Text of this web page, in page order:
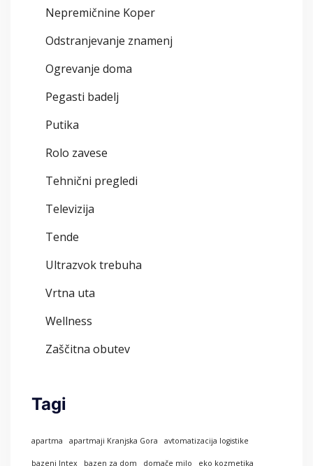
Nepremičnine Koper
Odstranjevanje znamenj
Ogrevanje doma
Pegasti badelj
Putika
Rolo zavese
Tehnični pregledi
Televizija
Tende
Ultrazvok trebuha
Vrtna uta
Wellness
Zaščitna obutev
Tagi
apartma apartmaji Kranjska Gora avtomatizacija logistike
bazeni Intex bazen za dom domače milo eko kozmetika